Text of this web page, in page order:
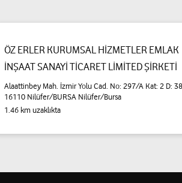
ÖZ ERLER KURUMSAL HİZMETLER EMLAK
İNŞAAT SANAYİ TİCARET LİMİTED ŞİRKETİ
Alaattinbey Mah. İzmir Yolu Cad. No: 297/A Kat: 2 D: 38
16110 Nilüfer/BURSA Nilüfer/Bursa
1.46 km uzaklıkta